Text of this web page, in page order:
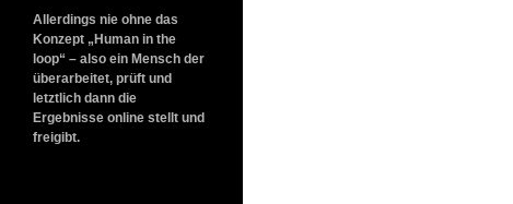
Allerdings nie ohne das
Konzept „Human in the
loop“ – also ein Mensch der
überarbeitet, prüft und
letztlich dann die
Ergebnisse online stellt und
freigibt.